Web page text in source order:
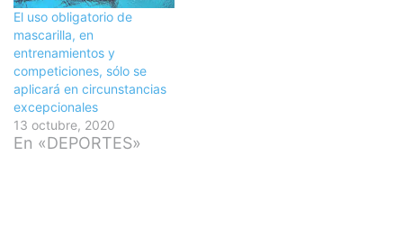
El uso obligatorio de
mascarilla, en
entrenamientos y
competiciones, sólo se
aplicará en circunstancias
excepcionales
13 octubre, 2020
En «DEPORTES»